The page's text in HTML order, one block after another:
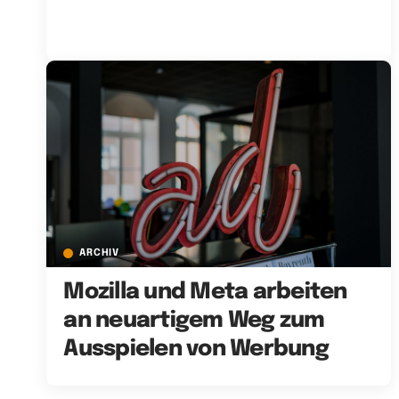
ARCHIV
Mozilla und Meta arbeiten
an neuartigem Weg zum
Ausspielen von Werbung